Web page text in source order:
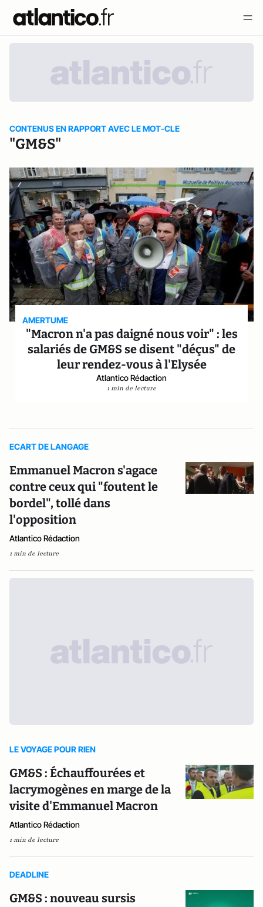
CONTENUS EN RAPPORT AVEC LE MOT-CLE
"GM&S"
AMERTUME
"Macron n'a pas daigné nous voir" : les
salariés de GM&S se disent "déçus" de
leur rendez-vous à l'Elysée
Atlantico Rédaction
1 min de lecture
ECART DE LANGAGE
Emmanuel Macron s'agace
contre ceux qui "foutent le
bordel", tollé dans
l'opposition
Atlantico Rédaction
1 min de lecture
LE VOYAGE POUR RIEN
GM&S : Échauffourées et
lacrymogènes en marge de la
visite d'Emmanuel Macron
Atlantico Rédaction
1 min de lecture
DEADLINE
GM&S : nouveau sursis